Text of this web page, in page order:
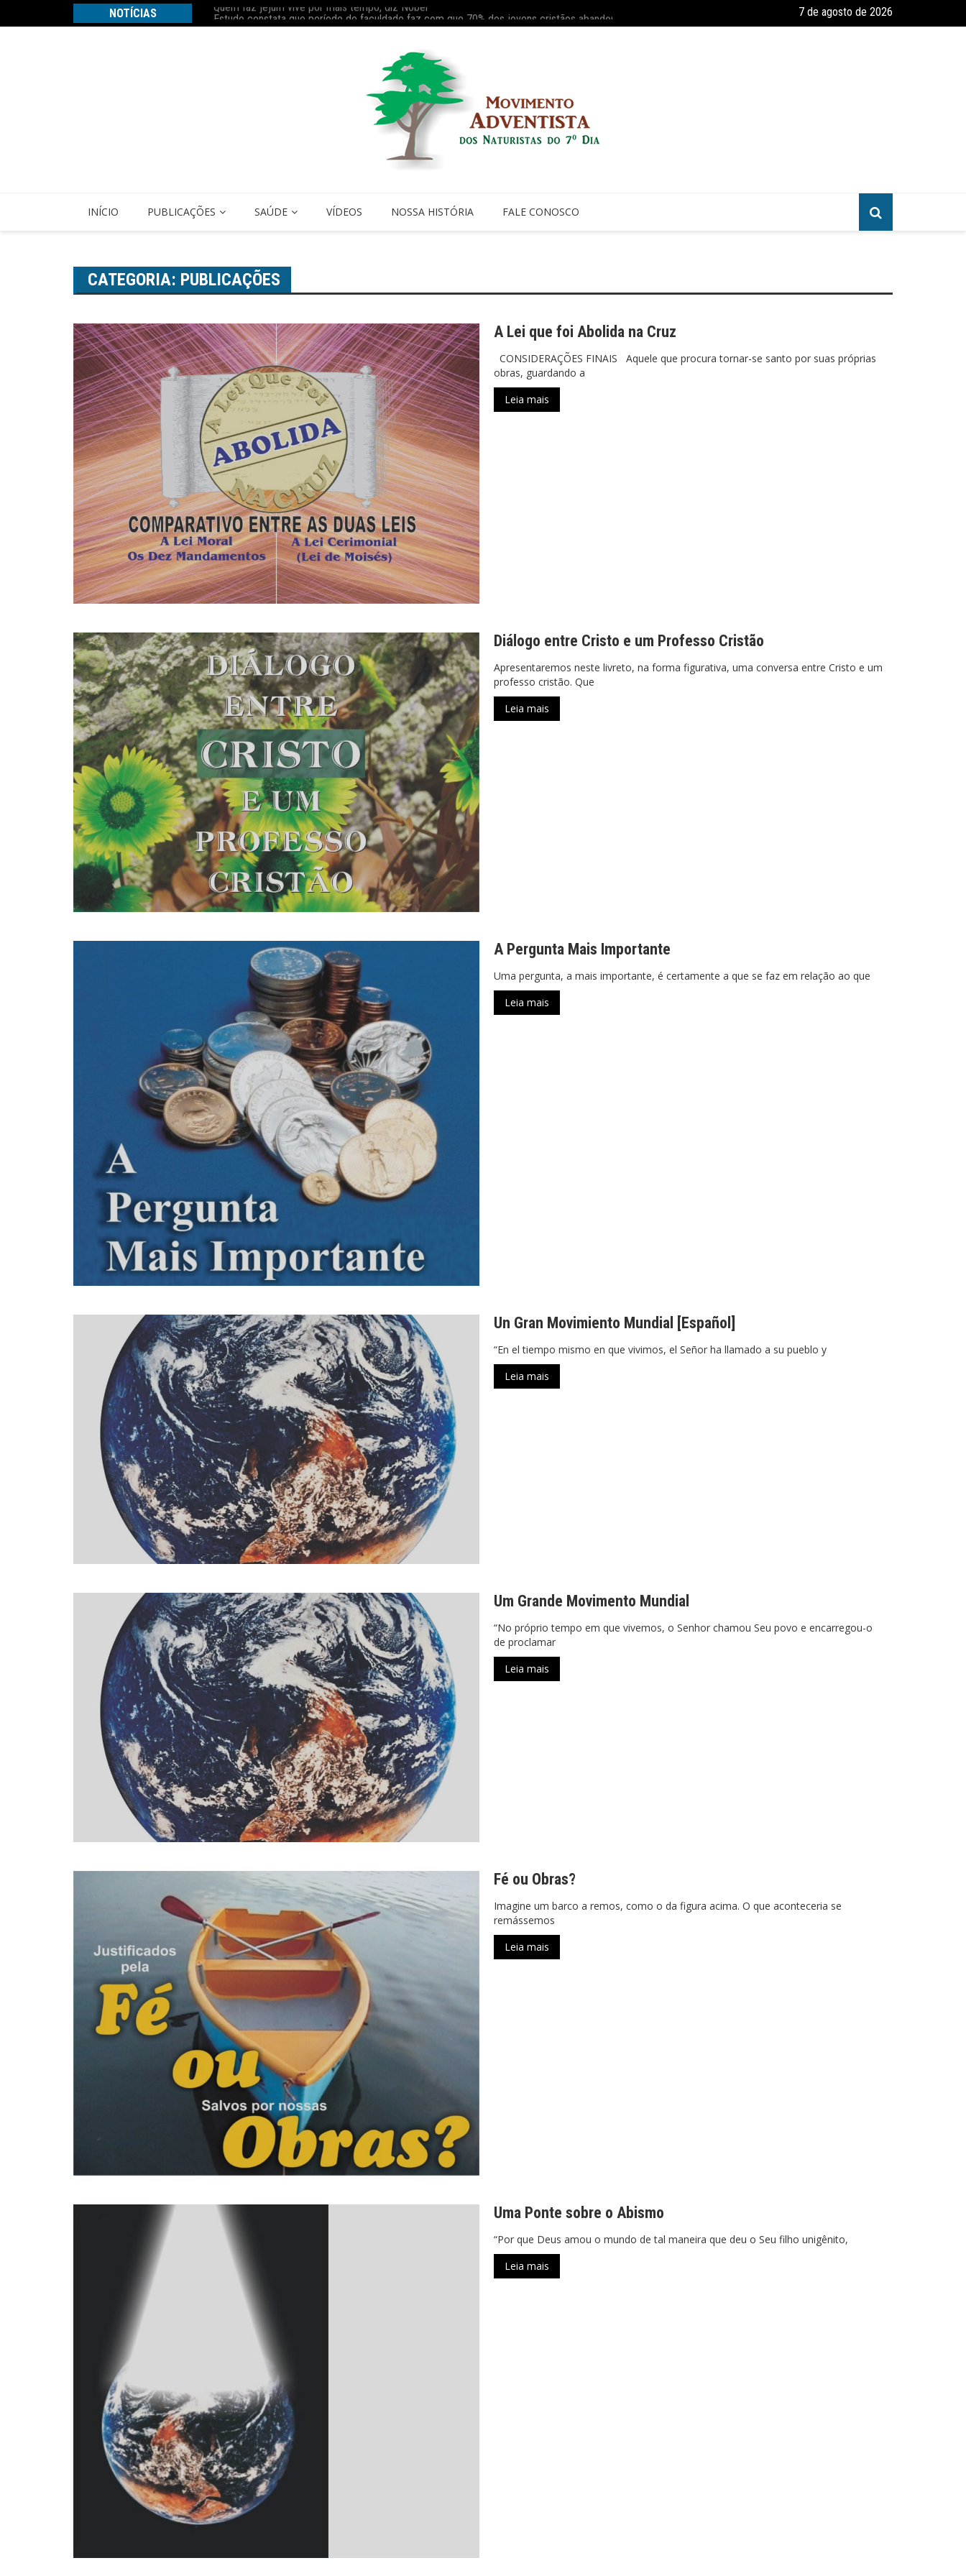
NOTÍCIAS Estudo constata que período de faculdade faz com que 70% dos jovens cristãos abandonem a igrejaReavivamento e Reforma – Um Convite ao Estudo da Parábola das Dez
7 de agosto de 2026
INÍCIO PUBLICAÇÕES SAÚDE VÍDEOS NOSSA HISTÓRIA FALE CONOSCO
CATEGORIA: PUBLICAÇÕES
A Lei que foi Abolida na Cruz
CONSIDERAÇÕES FINAIS Aquele que procura tornar-se santo por suas próprias
obras, guardando a
Leia mais
Diálogo entre Cristo e um Professo Cristão
Apresentaremos neste livreto, na forma figurativa, uma conversa entre Cristo e um
professo cristão. Que
Leia mais
A Pergunta Mais Importante
Uma pergunta, a mais importante, é certamente a que se faz em relação ao que
Leia mais
Un Gran Movimiento Mundial [Español]
“En el tiempo mismo en que vivimos, el Señor ha llamado a su pueblo y
Leia mais
Um Grande Movimento Mundial
“No próprio tempo em que vivemos, o Senhor chamou Seu povo e encarregou-o
de proclamar
Leia mais
Fé ou Obras?
Imagine um barco a remos, como o da figura acima. O que aconteceria se
remássemos
Leia mais
Uma Ponte sobre o Abismo
“Por que Deus amou o mundo de tal maneira que deu o Seu filho unigênito,
Leia mais